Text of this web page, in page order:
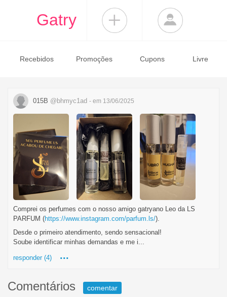
Gatry
Recebidos Promoções Cupons Livre
015B @bhmyc1ad - em 13/06/2025
Comprei os perfumes com o nosso amigo gatryano Leo da LS
PARFUM (https://www.instagram.com/parfum.ls/).
Desde o primeiro atendimento, sendo sensacional!
Soube identificar minhas demandas e me i...
responder (4) ...
Comentários comentar